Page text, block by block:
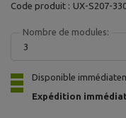
Code produit : UX-S207-
Nombre de modules:
3
Disponible
Expédition